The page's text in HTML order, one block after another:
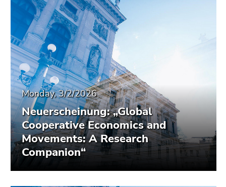
Monday, 3/2/2026
Neuerscheinung: „Global
Cooperative Economics and
Movements: A Research
Companion“